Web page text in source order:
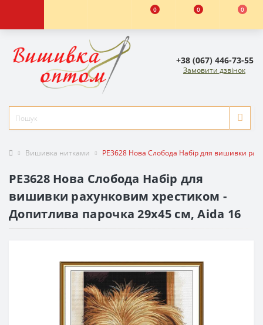
0 0 0
+38 (067) 446-73-55
Замовити дзвінок
Вишивка нитками РЕ3628 Нова Слобода Набір для вишивки
РЕ3628 Нова Слобода Набір для
вишивки рахунковим хрестиком -
Допитлива парочка 29x45 см, Aida 16